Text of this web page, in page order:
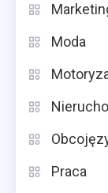
Moda
Praca